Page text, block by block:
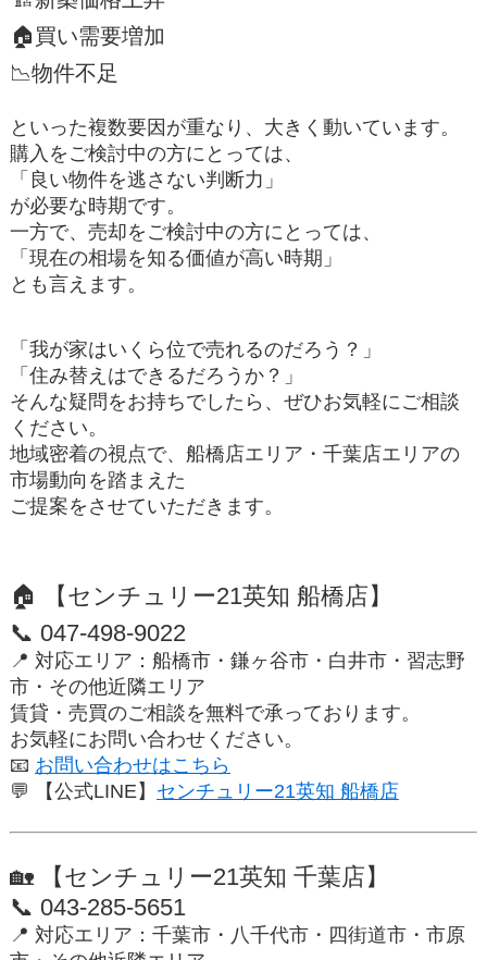
🏠買い需要増加
📉物件不足
といった複数要因が重なり、大きく動いています。
購入をご検討中の方にとっては、
「良い物件を逃さない判断力」
が必要な時期です。
一方で、売却をご検討中の方にとっては、
「現在の相場を知る価値が高い時期」
とも言えます。
「我が家はいくら位で売れるのだろう？」
「住み替えはできるだろうか？」
そんな疑問をお持ちでしたら、ぜひお気軽にご相談
ください。
地域密着の視点で、船橋店エリア・千葉店エリアの
市場動向を踏まえた
ご提案をさせていただきます。
🏠 【センチュリー21英知 船橋店】
📞 047-498-9022
📍 対応エリア：船橋市・鎌ヶ谷市・白井市・習志野
市・その他近隣エリア
賃貸・売買のご相談を無料で承っております。
お気軽にお問い合わせください。
📧 お問い合わせはこちら
💬
【公式LINE】 センチュリー21英知 船橋店
🏡 【センチュリー21英知 千葉店】
📞 043-285-5651
📍 対応エリア：千葉市・八千代市・四街道市・市原